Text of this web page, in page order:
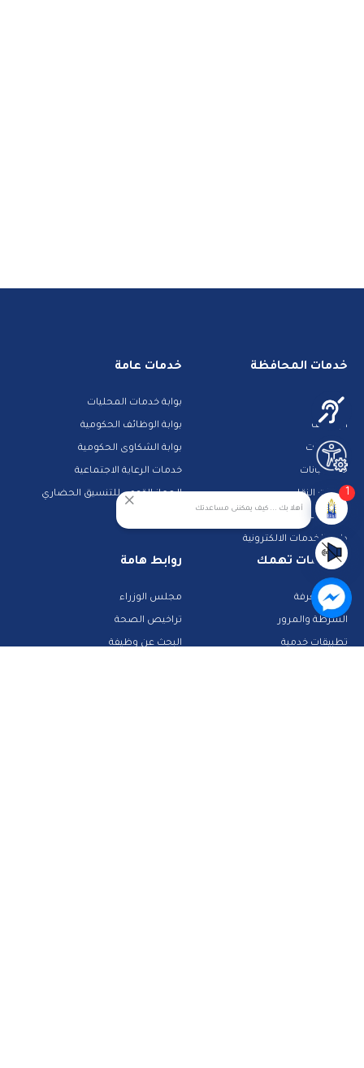
خدمات المحافظة
مزادات
الوظائف
مناقصات
حجز جبانات
خدمات النقل
المشاركة الالكترونية
دليل الخدمات الالكترونية
خدمات عامة
بوابة خدمات المحليات
بوابة الوظائف الحكومية
بوابة الشكاوى الحكومية
خدمات الرعاية الاجتماعية
الجهاز القومى للتنسيق الحضاري
معلومات تهمك
بنك المعرفة
الشرطة والمرور
تطبيقات خدمية
روابط هامة
مجلس الوزراء
تراخيص الصحة
البحث عن وظيفة
أهلا بك ... كيف يمكننى مساعدتك
1